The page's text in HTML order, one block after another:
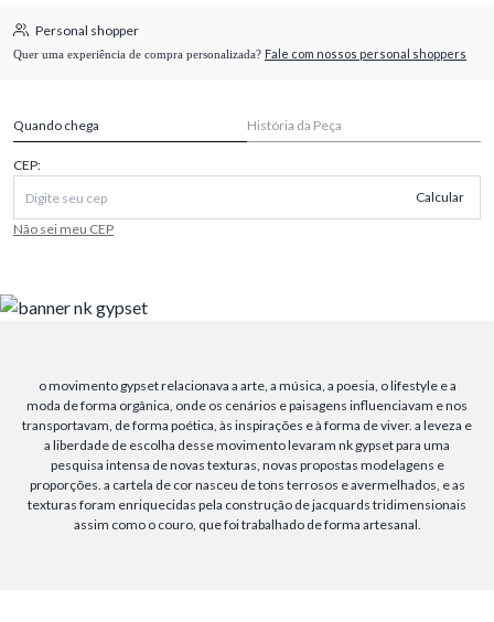
Personal shopper
Quer uma experiência de compra personalizada? Fale com nossos personal shoppers
Quando chega História da Peça
CEP:
Calcular
Não sei meu CEP
o movimento gypset relacionava a arte, a música, a poesia, o lifestyle e a
moda de forma orgânica, onde os cenários e paisagens influenciavam e nos
transportavam, de forma poética, às inspirações e à forma de viver. a leveza e
a liberdade de escolha desse movimento levaram nk gypset para uma
pesquisa intensa de novas texturas, novas propostas modelagens e
proporções. a cartela de cor nasceu de tons terrosos e avermelhados, e as
texturas foram enriquecidas pela construção de jacquards tridimensionais
assim como o couro, que foi trabalhado de forma artesanal.